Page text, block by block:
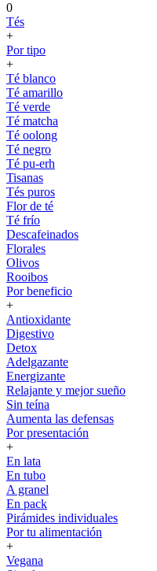
0
Tés
+
Por tipo
+
Té blanco
Té amarillo
Té verde
Té matcha
Té oolong
Té negro
Té pu-erh
Tisanas
Tés puros
Flor de té
Té frío
Descafeinados
Florales
Olivos
Rooibos
Por beneficio
+
Antioxidante
Digestivo
Detox
Adelgazante
Energizante
Relajante y mejor sueño
Sin teína
Aumenta las defensas
Por presentación
+
En lata
En tubo
A granel
En pack
Pirámides individuales
Por tu alimentación
+
Vegana